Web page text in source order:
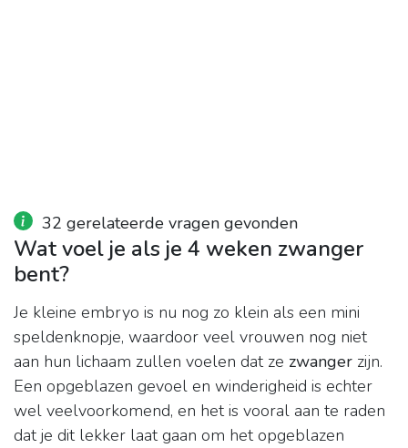
32 gerelateerde vragen gevonden
Wat voel je als je 4 weken zwanger
bent?
Je kleine embryo is nu nog zo klein als een mini
speldenknopje, waardoor veel vrouwen nog niet
aan hun lichaam zullen voelen dat ze zwanger zijn.
Een opgeblazen gevoel en winderigheid is echter
wel veelvoorkomend, en het is vooral aan te raden
dat je dit lekker laat gaan om het opgeblazen